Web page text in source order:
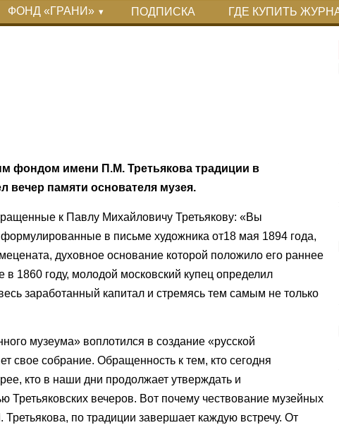
ФОНД «ГРАНИ» ПОДПИСКА ГДЕ КУПИТЬ
фондом имени П.М. Третьякова традиции в
вечер памяти основателя музея.
к Павлу Михайловичу Третьякову: «Вы
в письме художника от18 мая 1894 года,
духовное основание которой положило его раннее
1860 году, молодой московский купец определил
заработанный капитал и стремясь тем самым не только
музеума» воплотился в создание «русской
свое собрание. Обращенность к тем, кто сегодня
кто в наши дни продолжает утверждать и
Третьяковских вечеров. Вот почему чествование музейных
по традиции завершает каждую встречу. От